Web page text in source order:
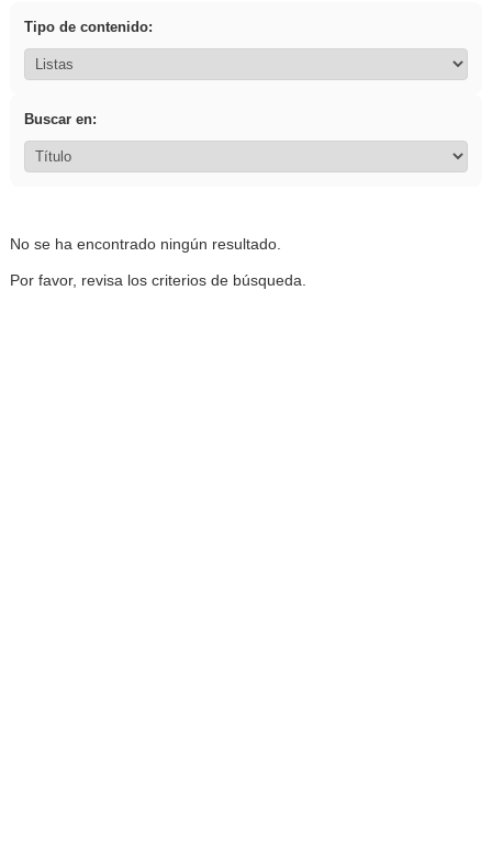
Tipo de contenido:
Buscar en:
No se ha encontrado ningún resultado.
Por favor, revisa los criterios de búsqueda.